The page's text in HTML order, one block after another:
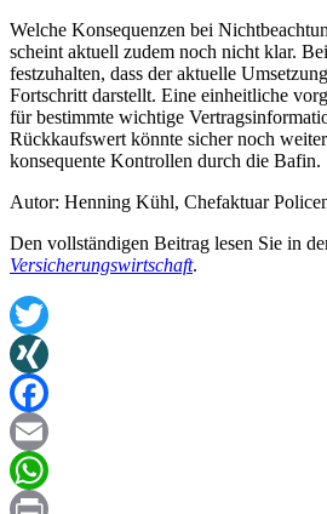
Welche Konsequenzen bei
scheint aktuell zudem noch nicht klar.
festzuhalten, dass der aktuelle
Fortschritt darstellt. Eine einheitliche
für bestimmte wichtige
Rückkaufswert könnte sicher noch
konsequente Kontrollen durch die Bafin.
Autor: Henning Kühl, Chefaktuar
Den vollständigen Beitrag lesen Sie in
Versicherungswirtschaft.
Twitter
XING
Facebook
Email
WhatsApp